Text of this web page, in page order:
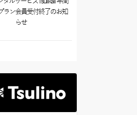
ラン会員受付終了のお知
らせ